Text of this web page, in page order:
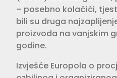
– posebno kolačići,
bili su druga
proizvoda na vanjskim
godine.
Izvješće Europola o